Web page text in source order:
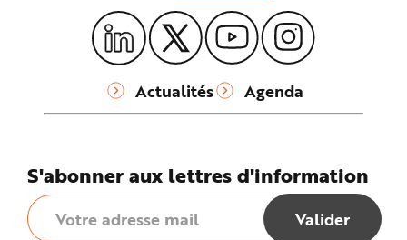
Actualités Agenda
S'abonner aux lettres d'information